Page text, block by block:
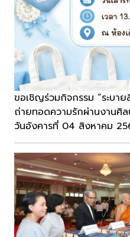
ขอเชิญร่วมกิจกรรม “ระบาย
ถ่ายทอดความรักผ่านงานศิล
วันอังคารที่ 04 สิงหาคม